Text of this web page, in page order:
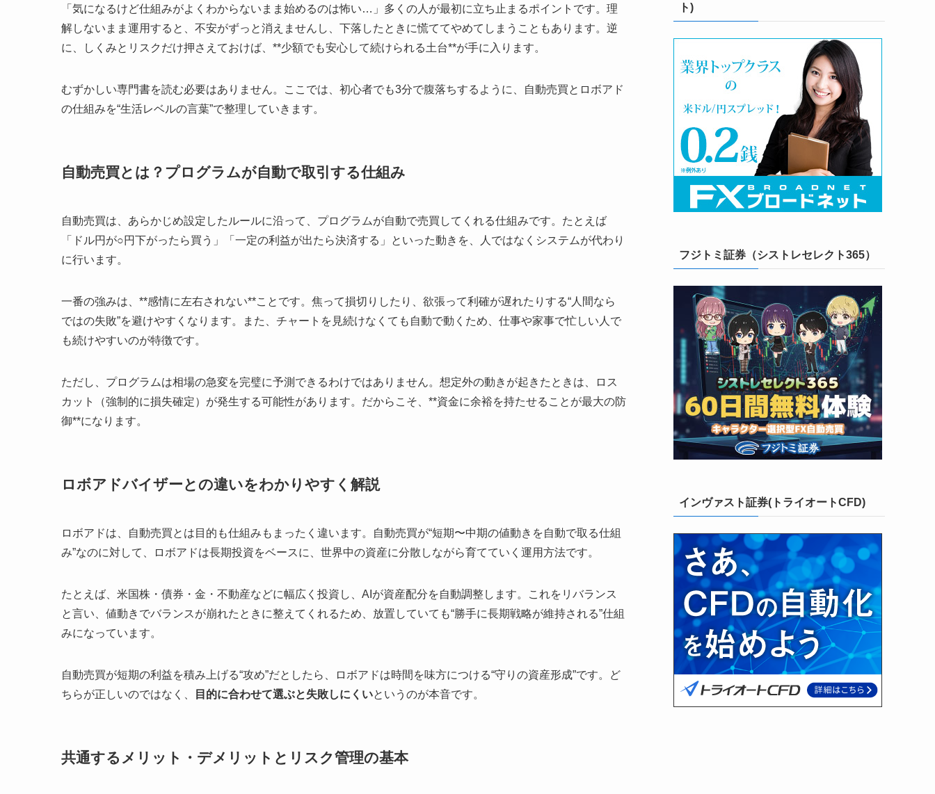
「気になるけど仕組みがよくわからないまま始めるのは怖い…」多くの人が最初に立ち止まるポイントです。理
解しないまま運用すると、不安がずっと消えませんし、下落したときに慌ててやめてしまうこともあります。逆
に、しくみとリスクだけ押さえておけば、**少額でも安心して続けられる土台**が手に入ります。
むずかしい専門書を読む必要はありません。ここでは、初心者でも3分で腹落ちするように、自動売買とロボアド
の仕組みを“生活レベルの言葉”で整理していきます。
自動売買とは？プログラムが自動で取引する仕組み
自動売買は、あらかじめ設定したルールに沿って、プログラムが自動で売買してくれる仕組みです。たとえば
「ドル円が○円下がったら買う」「一定の利益が出たら決済する」といった動きを、人ではなくシステムが代わり
に行います。
一番の強みは、**感情に左右されない**ことです。焦って損切りしたり、欲張って利確が遅れたりする“人間なら
ではの失敗”を避けやすくなります。また、チャートを見続けなくても自動で動くため、仕事や家事で忙しい人で
も続けやすいのが特徴です。
ただし、プログラムは相場の急変を完璧に予測できるわけではありません。想定外の動きが起きたときは、ロス
カット（強制的に損失確定）が発生する可能性があります。だからこそ、**資金に余裕を持たせることが最大の防
御**になります。
ロボアドバイザーとの違いをわかりやすく解説
ロボアドは、自動売買とは目的も仕組みもまったく違います。自動売買が“短期〜中期の値動きを自動で取る仕組
み”なのに対して、ロボアドは長期投資をベースに、世界中の資産に分散しながら育てていく運用方法です。
たとえば、米国株・債券・金・不動産などに幅広く投資し、AIが資産配分を自動調整します。これをリバランス
と言い、値動きでバランスが崩れたときに整えてくれるため、放置していても“勝手に長期戦略が維持される”仕組
みになっています。
自動売買が短期の利益を積み上げる“攻め”だとしたら、ロボアドは時間を味方につける“守りの資産形成”です。ど
ちらが正しいのではなく、
目的に合わせて選ぶと失敗しにくいというのが本音です。
共通するメリット・デメリットとリスク管理の基本
ト)
フジトミ証券（シストレセレクト365）
インヴァスト証券(トライオートCFD)